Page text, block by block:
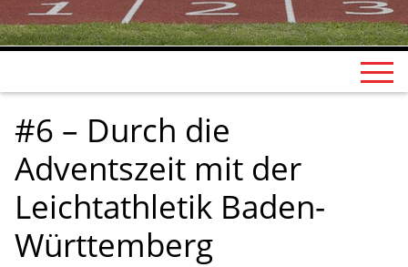
#6 – Durch die
Adventszeit mit der
Leichtathletik Baden-
Württemberg